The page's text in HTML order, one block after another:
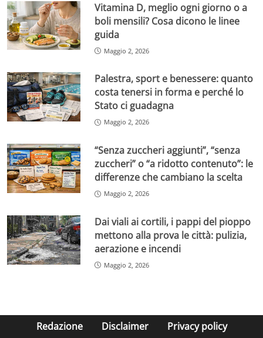
Vitamina D, meglio ogni giorno o a
boli mensili? Cosa dicono le linee
guida
Maggio 2, 2026
Palestra, sport e benessere: quanto
costa tenersi in forma e perché lo
Stato ci guadagna
Maggio 2, 2026
“Senza zuccheri aggiunti”, “senza
zuccheri” o “a ridotto contenuto”: le
differenze che cambiano la scelta
Maggio 2, 2026
Dai viali ai cortili, i pappi del pioppo
mettono alla prova le città: pulizia,
aerazione e incendi
Maggio 2, 2026
Redazione Disclaimer Privacy policy